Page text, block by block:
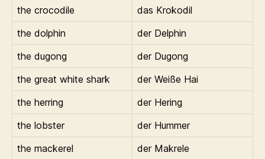
the crocodile
das Krokodil
the dolphin
der Delphin
the dugong
der Dugong
the great white shark
der Weiße Hai
the herring
der Hering
the lobster
der Hummer
the mackerel
der Makrele